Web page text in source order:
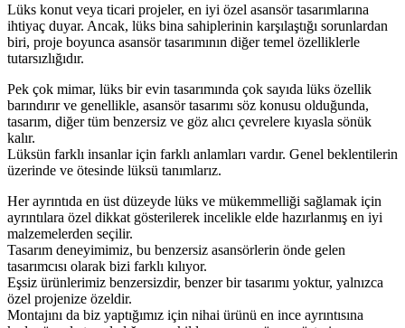
Lüks konut veya ticari projeler, en iyi özel asansör tasarımlarına
ihtiyaç duyar. Ancak, lüks bina sahiplerinin karşılaştığı sorunlardan
biri, proje boyunca asansör tasarımının diğer temel özelliklerle
tutarsızlığıdır.
Pek çok mimar, lüks bir evin tasarımında çok sayıda lüks özellik
barındırır ve genellikle, asansör tasarımı söz konusu olduğunda,
tasarım, diğer tüm benzersiz ve göz alıcı çevrelere kıyasla sönük
kalır.
Lüksün farklı insanlar için farklı anlamları vardır. Genel beklentilerin
üzerinde ve ötesinde lüksü tanımlarız.
Her ayrıntıda en üst düzeyde lüks ve mükemmelliği sağlamak için
ayrıntılara özel dikkat gösterilerek incelikle elde hazırlanmış en iyi
malzemelerden seçilir.
Tasarım deneyimimiz, bu benzersiz asansörlerin önde gelen
tasarımcısı olarak bizi farklı kılıyor.
Eşsiz ürünlerimiz benzersizdir, benzer bir tasarımı yoktur, yalnızca
özel projenize özeldir.
Montajını da biz yaptığımız için nihai ürünü en ince ayrıntısına